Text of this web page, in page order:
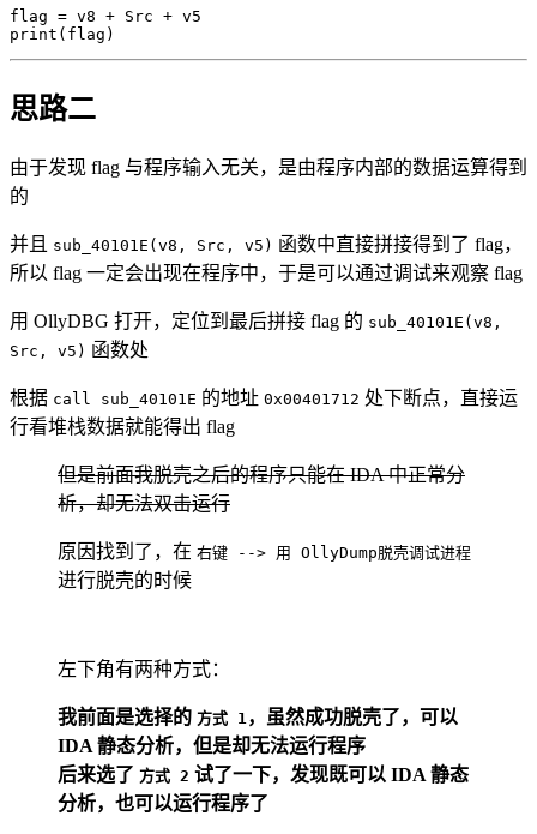
flag = v8 + Src +
print ( flag )
思路二
由于发现 flag 与程序输入无关，是由程序内部的数据运算得到
的
并且 sub_40101E(v8, Src, v5) 函数中直接拼接得到了 flag，
所以 flag 一定会出现在程序中，于是可以通过调试来观察 flag
用 OllyDBG 打开，定位到最后拼接 flag 的 sub_40101E(v8,
Src, v5) 函数处
根据 call sub_40101E 的地址 0x00401712 处下断点，直接运
行看堆栈数据就能得出 flag
但是前面我脱壳之后的程序只能在 IDA 中正常分
析，却无法双击运行
原因找到了，在 右键 --> 用 OllyDump脱壳调试进程
进行脱壳的时候
左下角有两种方式：
我前面是选择的 方式 1 ，虽然成功脱壳了，可以
IDA 静态分析，但是却无法运行程序
后来选了 方式 2 试了一下，发现既可以 IDA 静态
分析，也可以运行程序了